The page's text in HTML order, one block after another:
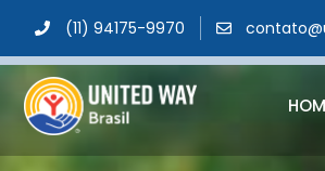
(11) 94175-9970